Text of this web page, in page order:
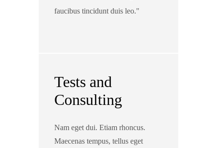
faucibus tincidunt duis leo.
Tests and
Consulting
Nam eget dui. Etiam rhoncus.
Maecenas tempus, tellus eget